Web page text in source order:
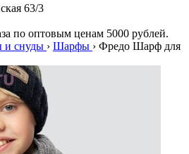
63/3
по оптовым ценам 5000 рублей.
и снуды › Шарфы › Фредо Шарф для